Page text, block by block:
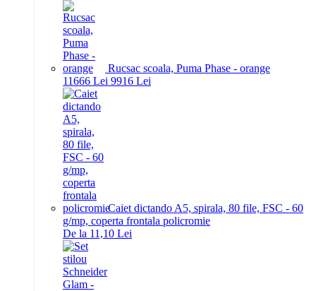
Rucsac scoala, Puma Phase - orange
11666 Lei 9916 Lei
Caiet dictando A5, spirala, 80 file, FSC - 60
g/mp, coperta frontala policromie
De la 11,10 Lei